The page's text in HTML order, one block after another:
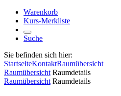
Warenkorb
Kurs-Merkliste
Suche
Sie befinden sich hier:
StartseiteKontaktRaumübersicht
Raumübersicht Raumdetails
Raumübersicht Raumdetails